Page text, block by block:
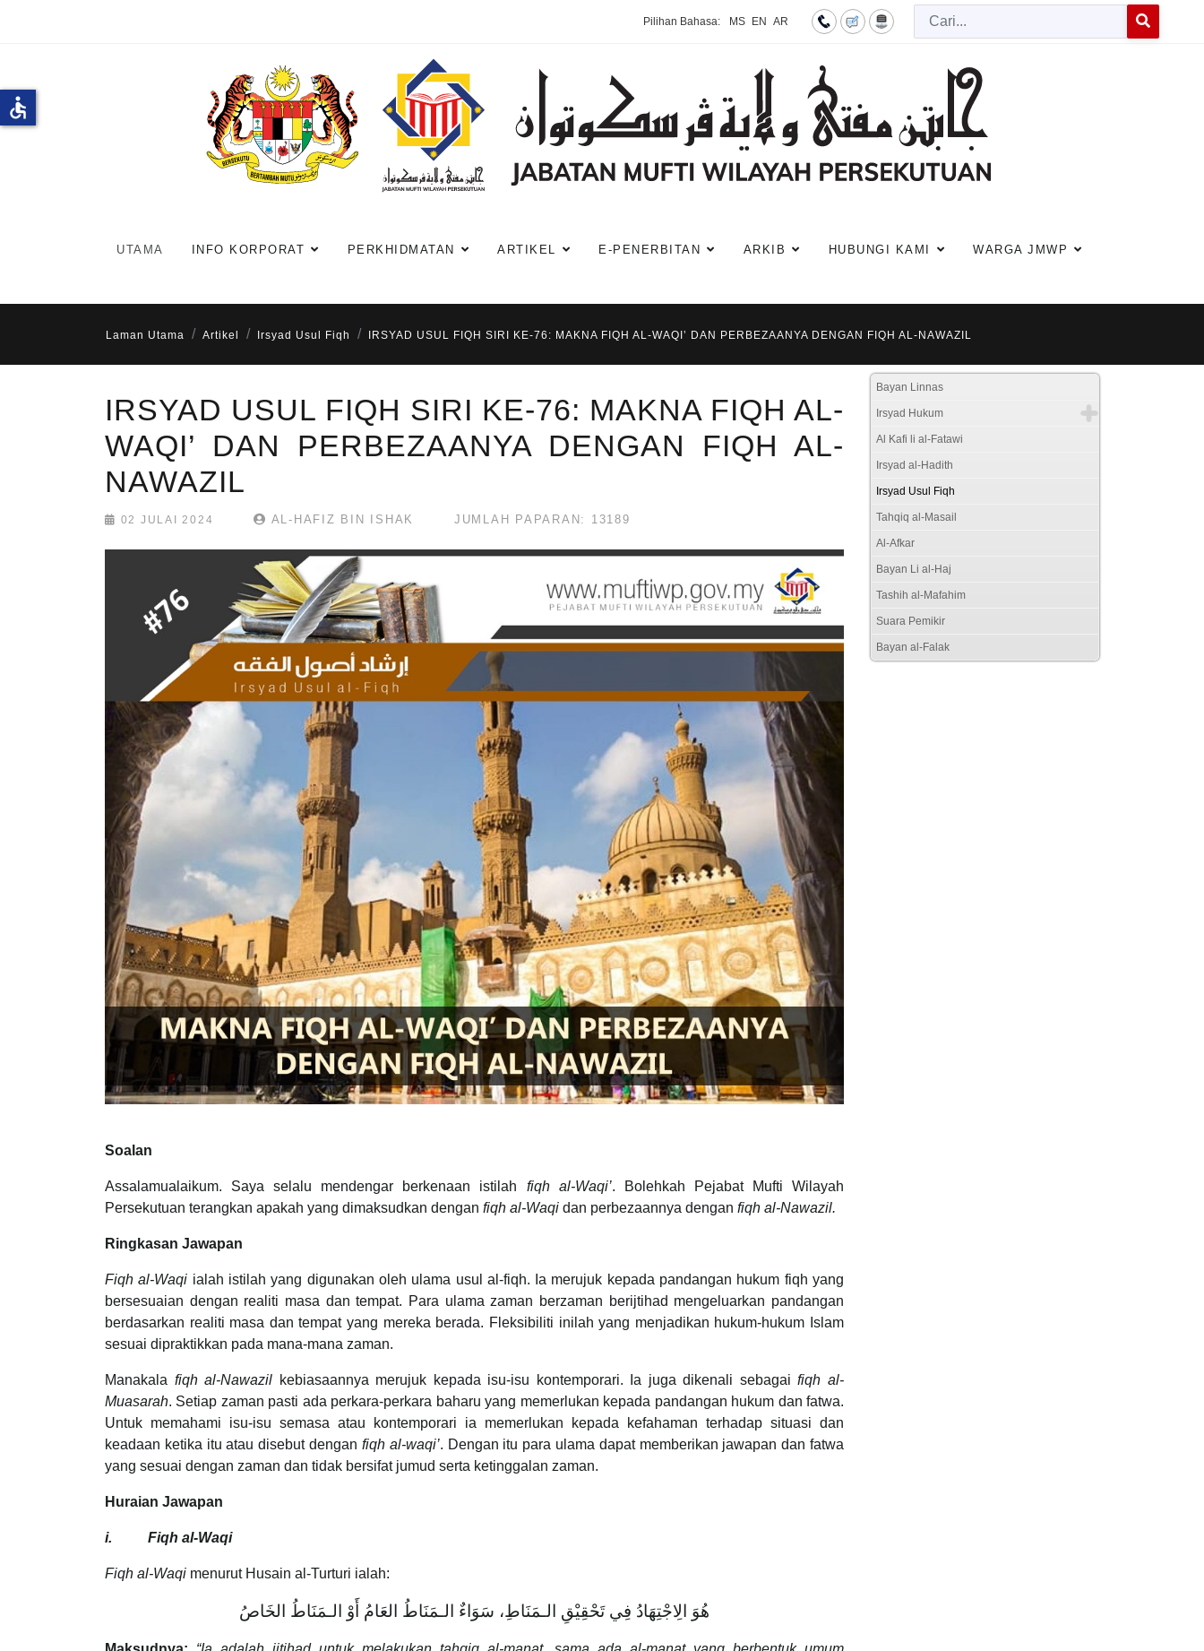
Pilihan Bahasa: MS EN AR
Cari
UTAMA INFO KORPORAT PERKHIDMATAN ARTIKEL E-PENERBITAN ARKIB HUBUNGI KAMI WARGA JMWP
Laman Utama Artikel Irsyad Usul Fiqh IRSYAD USUL FIQH SIRI KE-76: MAKNA FIQH AL-WAQI’ DAN PERBEZAANYA DENGAN FIQH AL-NAWAZIL
IRSYAD USUL FIQH SIRI KE-76: MAKNA FIQH AL-
WAQI’ DAN PERBEZAANYA DENGAN FIQH AL-
NAWAZIL
02 JULAI 2024 AL-HAFIZ BIN ISHAK JUMLAH PAPARAN: 13189
Soalan
Assalamualaikum. Saya selalu mendengar berkenaan istilah fiqh al-Waqi’. Bolehkah Pejabat Mufti Wilayah
Persekutuan terangkan apakah yang dimaksudkan dengan fiqh al-Waqi dan perbezaannya dengan fiqh al-Nawazil.
Ringkasan Jawapan
Fiqh al-Waqi ialah istilah yang digunakan oleh ulama usul al-fiqh. Ia merujuk kepada pandangan hukum fiqh yang
bersesuaian dengan realiti masa dan tempat. Para ulama zaman berzaman berijtihad mengeluarkan pandangan
berdasarkan realiti masa dan tempat yang mereka berada. Fleksibiliti inilah yang menjadikan hukum-hukum Islam
sesuai dipraktikkan pada mana-mana zaman.
Manakala fiqh al-Nawazil kebiasaannya merujuk kepada isu-isu kontemporari. Ia juga dikenali sebagaifiqh al-
Muasarah. Setiap zaman pasti ada perkara-perkara baharu yang memerlukan kepada pandangan hukum dan fatwa.
Untuk memahami isu-isu semasa atau kontemporari ia memerlukan kepada kefahaman terhadap situasi dan
keadaan ketika itu atau disebut dengan fiqh al-waqi’. Dengan itu para ulama dapat memberikan jawapan dan fatwa
yang sesuai dengan zaman dan tidak bersifat jumud serta ketinggalan zaman.
Huraian Jawapan
i. Fiqh al-Waqi
Fiqh al-Waqi menurut Husain al-Turturi ialah:
هُوَ الِاجْتِهَادُ فِي تَحْقِيْقِ الـمَنَاطِ، سَوَاءٌ الـمَنَاطُ العَامُ أَوْ الـمَنَاطُ الخَاصُ
Bayan Linnas
Irsyad Hukum
Al Kafi li al-Fatawi
Irsyad al-Hadith
Irsyad Usul Fiqh
Tahqiq al-Masail
Al-Afkar
Bayan Li al-Haj
Tashih al-Mafahim
Suara Pemikir
Bayan al-Falak
accessible